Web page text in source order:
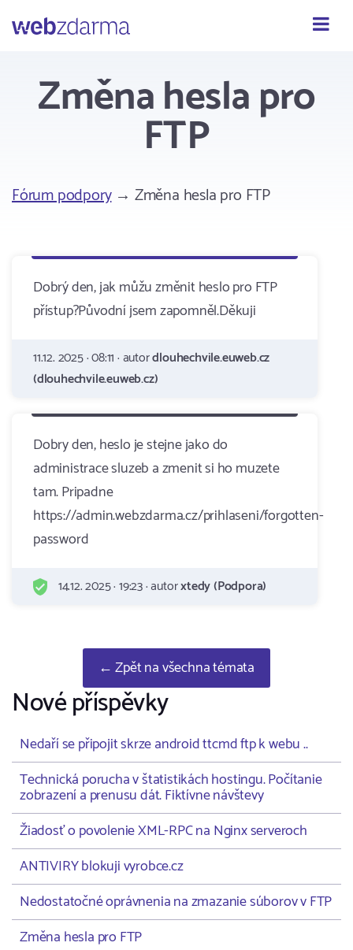
Webzdarma
Změna hesla pro
FTP
Fórum podpory→ Změna hesla pro FTP
Dobrý den, jak můžu změnit heslo pro FTP
přístup?Původní jsem zapomněl.Děkuji
11.12. 2025 · 08:11 · autordlouhechvile.euweb.cz
(dlouhechvile.euweb.cz)
Dobry den, heslo je stejne jako do
administrace sluzeb a zmenit si ho muzete
tam. Pripadne
https://admin.webzdarma.cz/prihlaseni/forgotten-
password
14.12. 2025 · 19:23 · autorxtedy (Podpora)
← Zpět na všechna témata
Nové příspěvky
Nedaří se připojit skrze android ttcmd ftp k webu ..
Technická porucha v štatistikách hostingu. Počítanie
zobrazení a prenusu dát. Fiktívne návštevy
Žiadosť o povolenie XML-RPC na Nginx serveroch
ANTIVIRY blokuji vyrobce.cz
Nedostatočné oprávnenia na zmazanie súborov v FTP
Změna hesla pro FTP